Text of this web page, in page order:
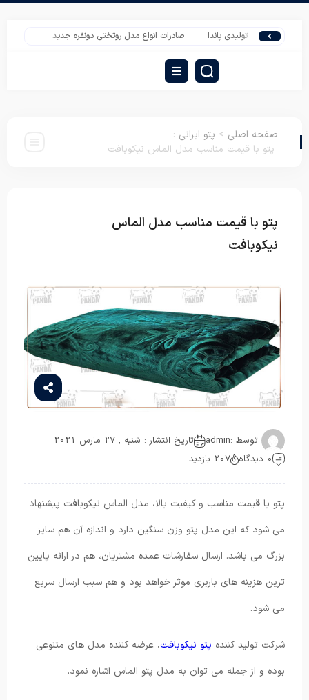
تولیدی پاندا صادرات انواع مدل روتختی دونفره جدید مدل روتختی
صفحه اصلی > پتو ایرانی :
پتو با قیمت مناسب مدل الماس نیکوبافت
پتو با قیمت مناسب مدل الماس
نیکوبافت
توسط :admin
تاریخ انتشار : شنبه , 27 مارس 2021
0 دیدگاه
207 بازدید
پتو با قیمت مناسب و کیفیت بالا، مدل الماس نیکوبافت پیشنهاد
می شود که این مدل پتو وزن سنگین دارد و اندازه آن هم سایز
بزرگ می باشد. ارسال سفارشات عمده مشتریان، هم در ارائه پایین
ترین هزینه های باربری موثر خواهد بود و هم سبب ارسال سریع
می شود.
شرکت تولید کننده پتو نیکوبافت، عرضه کننده مدل های متنوعی
بوده و از جمله می توان به مدل پتو الماس اشاره نمود.